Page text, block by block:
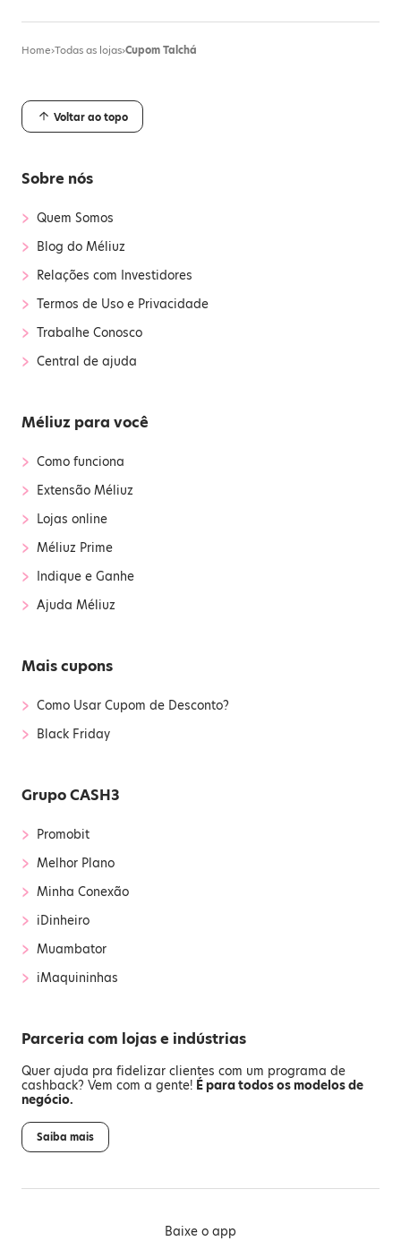
Home›Todas as lojas›Cupom Talchá
Voltar ao topo
Sobre nós
› Quem Somos
› Blog do Méliuz
› Relações com Investidores
› Termos de Uso e Privacidade
› Trabalhe Conosco
› Central de ajuda
Méliuz para você
› Como funciona
› Extensão Méliuz
› Lojas online
› Méliuz Prime
› Indique e Ganhe
› Ajuda Méliuz
Mais cupons
› Como Usar Cupom de Desconto?
› Black Friday
Grupo CASH3
› Promobit
› Melhor Plano
› Minha Conexão
› iDinheiro
› Muambator
› iMaquininhas
Parceria com lojas e indústrias
Quer ajuda pra fidelizar clientes com um programa de
cashback? Vem com a gente! É para todos os modelos de
negócio.
Saiba mais
Baixe o app